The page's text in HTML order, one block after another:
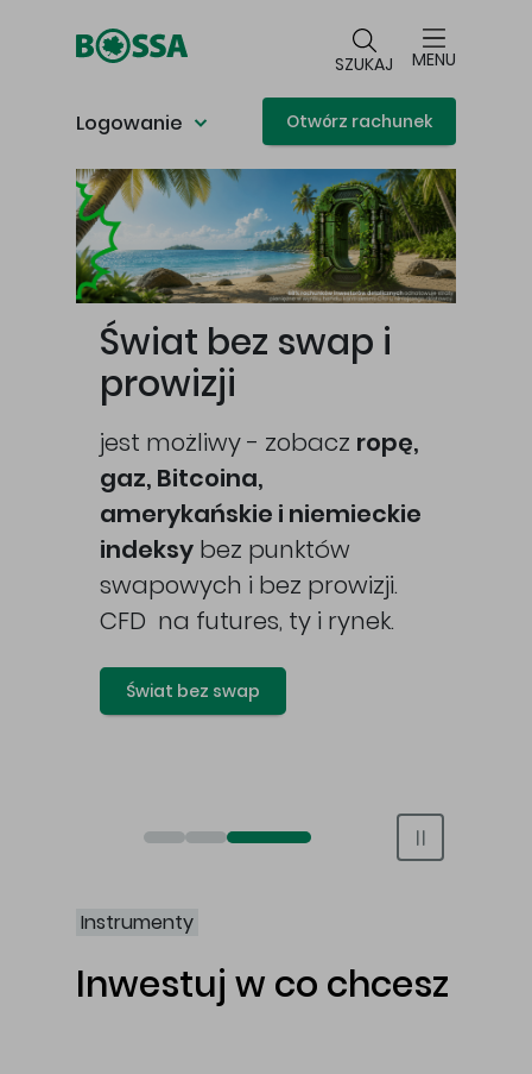
SZUKAJ MENU
Logowanie Otwórz rachunek
Główna treść
Świat bez swap i
prowizji
jest możliwy - zobacz ropę,
gaz, Bitcoina,
amerykańskie i niemieckie
indeksy bez punktów
swapowych i bez prowizji.
CFD na futures, ty i rynek.
Świat bez swap
Otwórz rachunek maklerski online
Otwórz konto IKE/IKZE
Świat bez swap i prowizji
Instrumenty
Inwestuj w co chcesz